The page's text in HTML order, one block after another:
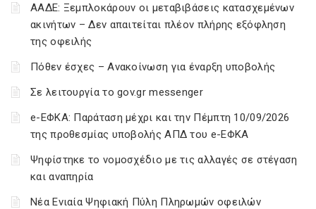
ΑΑΔΕ: Ξεμπλοκάρουν οι μεταβιβάσεις κατασχεμένων
ακινήτων – Δεν απαιτείται πλέον πλήρης εξόφληση
της οφειλής
Πόθεν έσχες – Ανακοίνωση για έναρξη υποβολής
Σε λειτουργία το gov.gr messenger
e-ΕΦΚΑ: Παράταση μέχρι και την Πέμπτη 10/09/2026
της προθεσμίας υποβολής ΑΠΔ του e-ΕΦΚΑ
Ψηφίστηκε το νομοσχέδιο με τις αλλαγές σε στέγαση
και αναπηρία
Νέα Ενιαία Ψηφιακή Πύλη Πληρωμών οφειλών